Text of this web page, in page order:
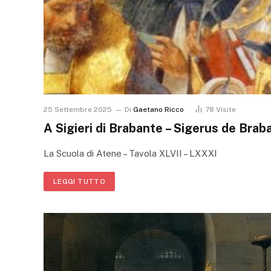
25 Settembre 2025 Di Gaetano Ricco 78 Visite
A Sigieri di Brabante – Sigerus de
La Scuola di Atene – Tavola XLVII – LXXXI
LEGGI TUTTO